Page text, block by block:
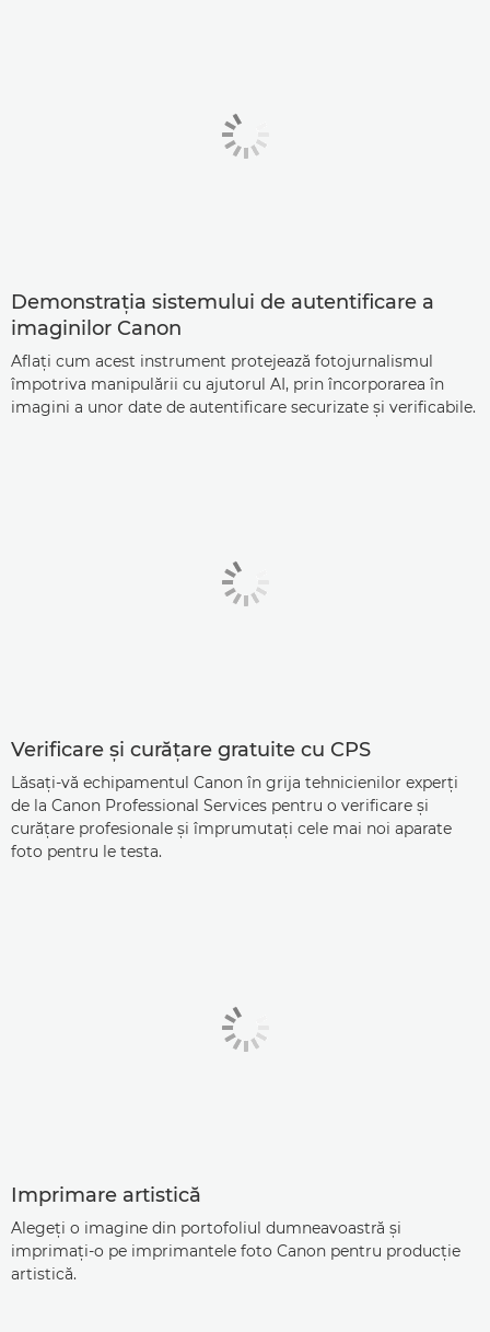
Demonstraţia sistemului de autentificare a
imaginilor Canon
Aflaţi cum acest instrument protejează fotojurnalismul
împotriva manipulării cu ajutorul AI, prin încorporarea în
imagini a unor date de autentificare securizate şi verificabile.
Verificare şi curăţare gratuite cu CPS
Lăsaţi-vă echipamentul Canon în grija tehnicienilor experţi
de la Canon Professional Services pentru o verificare şi
curăţare profesionale şi împrumutaţi cele mai noi aparate
foto pentru le testa.
Imprimare artistică
Alegeţi o imagine din portofoliul dumneavoastră şi
imprimaţi-o pe imprimantele foto Canon pentru producţie
artistică.